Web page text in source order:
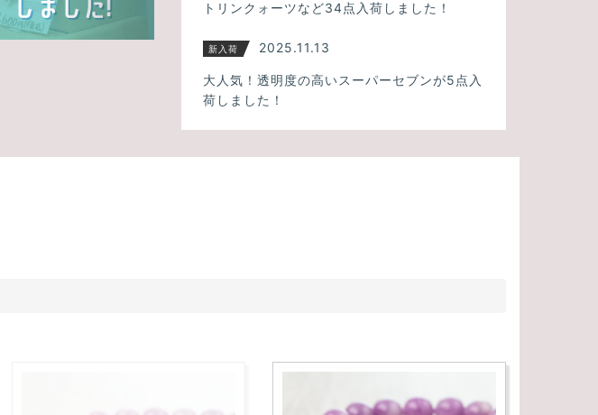
トリンクォーツなど34点入荷しました！
新入荷 2025.11.13
大人気！透明度の高いスーパーセブンが5点入
荷しました！